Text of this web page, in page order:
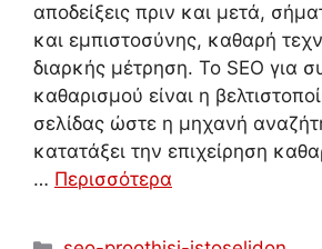
αποδείξεις πριν και μετά,
και εμπιστοσύνης, καθαρή
διαρκής μέτρηση. Το SEO για
καθαρισμού είναι η
σελίδας ώστε η μηχανή
κατατάξει την επιχείρηση
… Περισσότερα
Κατηγορίες